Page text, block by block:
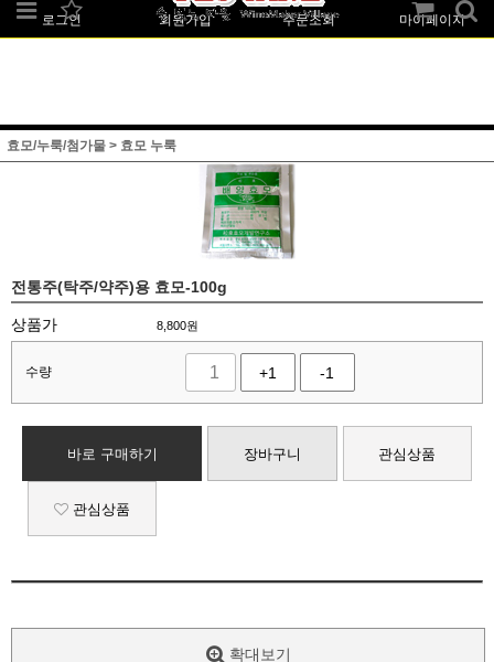
로그인 회원가입 주문조회 마이페이지
효모/누룩/첨가물 > 효모 누룩
전통주(탁주/약주)용 효모-100g
상품가 8,800원
수량 +1 -1
바로 구매하기 장바구니 관심상품
관심상품
확대보기